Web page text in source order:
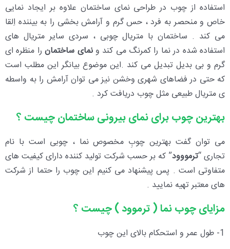
استفاده از چوب در طراحی نمای ساختمان علاوه بر ایجاد نمایی
خاص و منحصر به فرد ، حس گرم و آرامش بخشی را به بیننده اِلقا
می کند . ساختمان با متریال چوبی ، سردی سایر متریال های
استفاده شده در نما را کمرنگ می کند ونمای ساختمانرا منظره ای
گرم و بی بدیل تبدیل می کند .این موضوع بیانگر این مطلب است
که حتی در فضاهای شهری وخشن نیز می توان آرامش را به واسطه
ی متریال طبیعی مثل چوب دریافت کرد .
بهترین چوب برای نمای بیرونی ساختمان چیست ؟
می توان گفت بهترین چوبِ مخصوص نما ، چوبی است با نام
تجاری “ترمووود” که بر حسب شرکت تولید کننده دارای کیفیت های
متفاوتی است . پس پیشنهاد می کنیم این چوب را حتما از شرکت
های معتبر تهیه نمایید .
مزایای چوب نما ( ترموود ) چیست ؟
1- طول عمر و استحکام بالای این چوب